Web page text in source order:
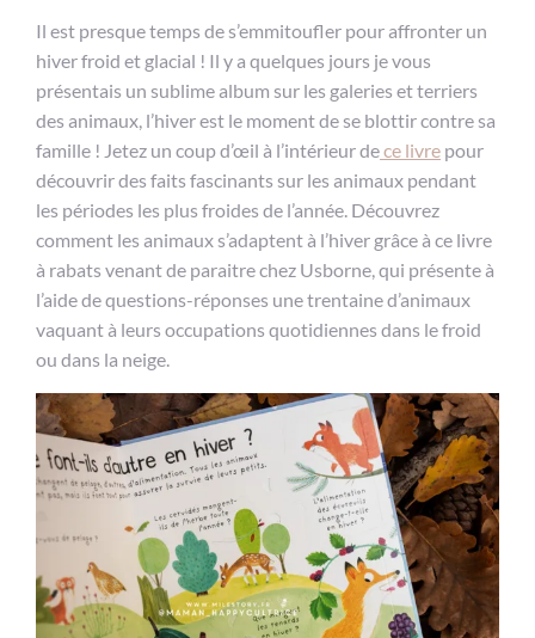
Il est presque temps de s’emmitoufler pour affronter un
hiver froid et glacial ! Il y a quelques jours je vous
présentais un sublime album sur les galeries et terriers
des animaux, l’hiver est le moment de se blottir contre sa
famille ! Jetez un coup d’œil à l’intérieur dece livre pour
découvrir des faits fascinants sur les animaux pendant
les périodes les plus froides de l’année. Découvrez
comment les animaux s’adaptent à l’hiver grâce à ce livre
à rabats venant de paraitre chez Usborne, qui présente à
l’aide de questions-réponses une trentaine d’animaux
vaquant à leurs occupations quotidiennes dans le froid
ou dans la neige.